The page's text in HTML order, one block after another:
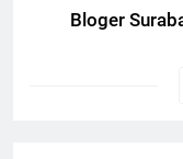
Bloger